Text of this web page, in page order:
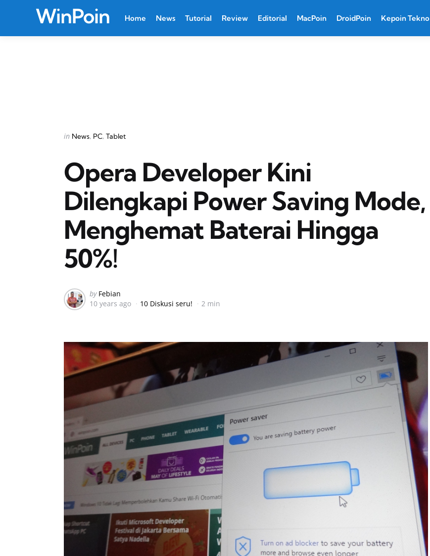
WinPoin Home News Tutorial Review Editorial MacPoin DroidPoin Kepoin Tekno
Categories
Posted
in News PC Tablet
Opera Developer Kini
Dilengkapi Power Saving Mode,
Menghemat Baterai Hingga
50%!
Posted
by
by Febian
10 years ago
10 Diskusi seru! 2 min